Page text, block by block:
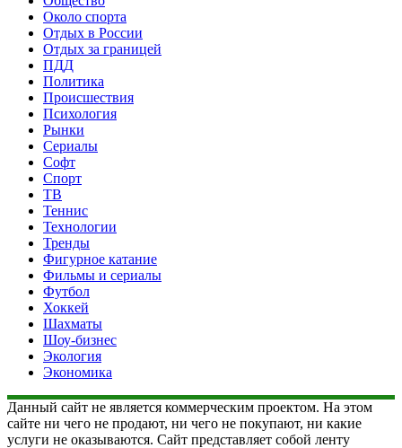
Около спорта
Отдых в России
Отдых за границей
ПДД
Политика
Происшествия
Психология
Рынки
Сериалы
Софт
Спорт
ТВ
Теннис
Технологии
Тренды
Фигурное катание
Фильмы и сериалы
Футбол
Хоккей
Шахматы
Шоу-бизнес
Экология
Экономика
Данный сайт не является коммерческим проектом. На этом
сайте ни чего не продают, ни чего не покупают, ни какие
услуги не оказываются. Сайт представляет собой ленту